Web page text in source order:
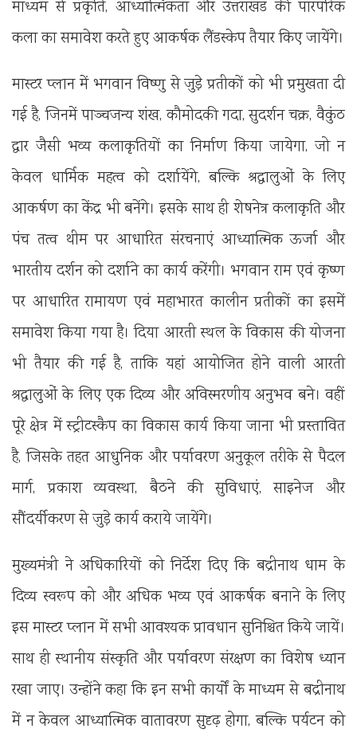
माध्यम से प्रकृति, आध्यात्मिकता और उत्तराखंड की पारंपरिक
कला का समावेश करते हुए आकर्षक लैंडस्केप तैयार किए जायेंगे।
मास्टर प्लान में भगवान विष्णु से जुड़े प्रतीकों को भी प्रमुखता दी
गई है, जिनमें पाञ्चजन्य शंख, कौमोदकी गदा, सुदर्शन चक्र, वैकुंठ
द्वार जैसी भव्य कलाकृतियों का निर्माण किया जायेगा, जो न
केवल धार्मिक महत्व को दर्शायेंगे, बल्कि श्रद्धालुओं के लिए
आकर्षण का केंद्र भी बनेंगे। इसके साथ ही शेषनेत्र कलाकृति और
पंच तत्व थीम पर आधारित संरचनाएं आध्यात्मिक ऊर्जा और
भारतीय दर्शन को दर्शाने का कार्य करेंगी। भगवान राम एवं कृष्ण
पर आधारित रामायण एवं महाभारत कालीन प्रतीकों का इसमें
समावेश किया गया है। दिया आरती स्थल के विकास की योजना
भी तैयार की गई है, ताकि यहां आयोजित होने वाली आरती
श्रद्धालुओं के लिए एक दिव्य और अविस्मरणीय अनुभव बने। वहीं
पूरे क्षेत्र में स्ट्रीटस्कैप का विकास कार्य किया जाना भी प्रस्तावित
है, जिसके तहत आधुनिक और पर्यावरण अनुकूल तरीके से पैदल
मार्ग, प्रकाश व्यवस्था, बैठने की सुविधाएं, साइनेज और
सौंदर्यीकरण से जुड़े कार्य कराये जायेंगे।
मुख्यमंत्री ने अधिकारियों को निर्देश दिए कि बद्रीनाथ धाम के
दिव्य स्वरूप को और अधिक भव्य एवं आकर्षक बनाने के लिए
इस मास्टर प्लान में सभी आवश्यक प्रावधान सुनिश्चित किये जायें।
साथ ही स्थानीय संस्कृति और पर्यावरण संरक्षण का विशेष ध्यान
रखा जाए। उन्होंने कहा कि इन सभी कार्यों के माध्यम से बद्रीनाथ
में न केवल आध्यात्मिक वातावरण सुदृढ़ होगा, बल्कि पर्यटन को